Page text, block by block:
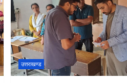
उत्तराखण्ड